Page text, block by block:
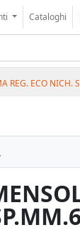
Cataloghi
REG. ECO NICH.